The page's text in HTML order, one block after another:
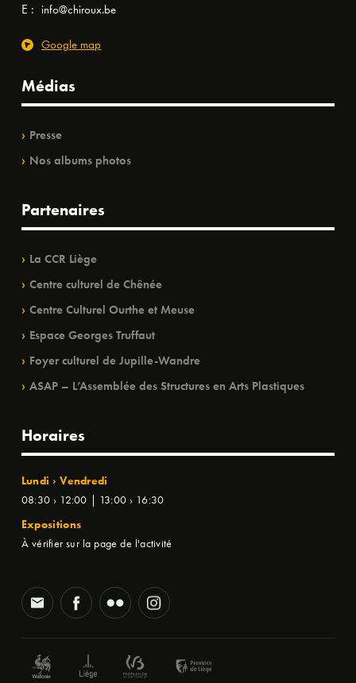
E : info@chiroux.be
Google map
Médias
Presse
Nos albums photos
Partenaires
La CCR Liège
Centre culturel de Chênée
Centre Culturel Ourthe et Meuse
Espace Georges Truffaut
Foyer culturel de Jupille-Wandre
ASAP – L’Assemblée des Structures en Arts Plastiques
Horaires
Lundi › Vendredi
08:30 › 12:00 | 13:00 › 16:30
Expositions
À vérifier sur la page de l'activité